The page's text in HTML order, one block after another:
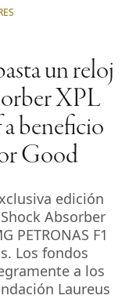
un reloj
XPL
beneficio
Good
edición
Absorber
PETRONAS F1
Los fondos
a los
Laureus